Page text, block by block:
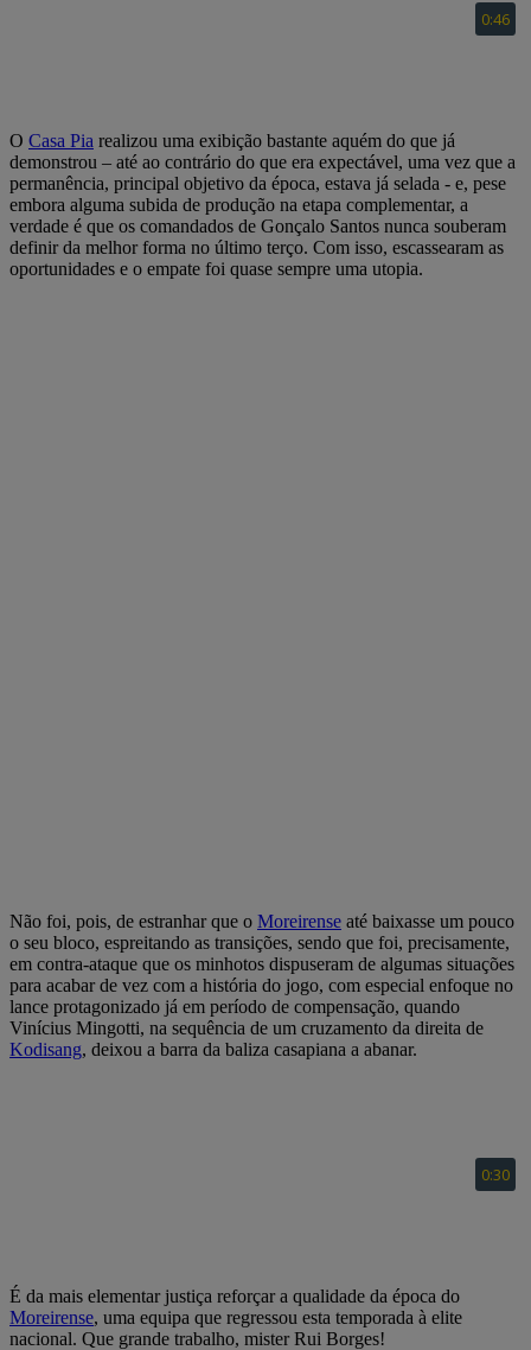
O Casa Pia realizou uma exibição bastante aquém do que já
demonstrou – até ao contrário do que era expectável, uma vez que a
permanência, principal objetivo da época, estava já selada - e, pese
embora alguma subida de produção na etapa complementar, a
verdade é que os comandados de Gonçalo Santos nunca souberam
definir da melhor forma no último terço. Com isso, escassearam as
oportunidades e o empate foi quase sempre uma utopia.
Não foi, pois, de estranhar que o Moreirense até baixasse um pouco
o seu bloco, espreitando as transições, sendo que foi, precisamente,
em contra-ataque que os minhotos dispuseram de algumas situações
para acabar de vez com a história do jogo, com especial enfoque no
lance protagonizado já em período de compensação, quando
Vinícius Mingotti, na sequência de um cruzamento da direita de
Kodisang, deixou a barra da baliza casapiana a abanar.
É da mais elementar justiça reforçar a qualidade da época do
Moreirense, uma equipa que regressou esta temporada à elite
nacional. Que grande trabalho, mister Rui Borges!